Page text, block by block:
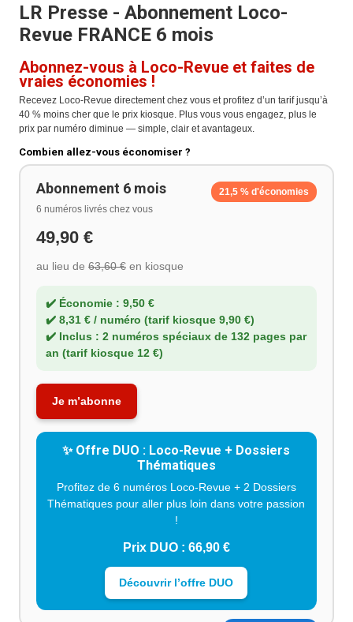
LR Presse - Abonnement Loco-
Revue FRANCE 6 mois
Abonnez-vous à Loco-Revue et faites de
vraies économies !
Recevez Loco-Revue directement chez vous et profitez d’un tarif jusqu’à
40 % moins cher que le prix kiosque. Plus vous vous engagez, plus le
prix par numéro diminue — simple, clair et avantageux.
Combien allez-vous économiser ?
Abonnement 6 mois
6 numéros livrés chez vous
49,90 €
au lieu de 63,60 €en kiosque
21,5 % d'économies
✔️ Économie : 9,50 €
✔️ 8,31 € / numéro (tarif kiosque 9,90 €)
✔️ Inclus : 2 numéros spéciaux de 132 pages par
an (tarif kiosque 12 €)
Je m’abonne
✨ Offre DUO : Loco-Revue + Dossiers
Thématiques
Profitez de 6 numéros Loco-Revue + 2 Dossiers
Thématiques pour aller plus loin dans votre passion
!
Prix DUO : 66,90 €
Découvrir l’offre DUO